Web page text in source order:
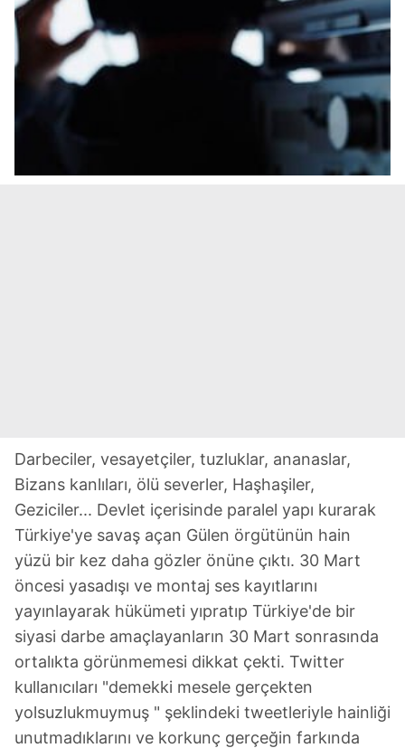
Darbeciler, vesayetçiler, tuzluklar, ananaslar,
Bizans kanlıları, ölü severler, Haşhaşiler,
Geziciler... Devlet içerisinde paralel yapı kurarak
Türkiye'ye savaş açan Gülen örgütünün hain
yüzü bir kez daha gözler önüne çıktı. 30 Mart
öncesi yasadışı ve montaj ses kayıtlarını
yayınlayarak hükümeti yıpratıp Türkiye'de bir
siyasi darbe amaçlayanların 30 Mart sonrasında
ortalıkta görünmemesi dikkat çekti. Twitter
kullanıcıları "demekki mesele gerçekten
yolsuzlukmuymuş " şeklindeki tweetleriyle hainliği
unutmadıklarını ve korkunç gerçeğin farkında